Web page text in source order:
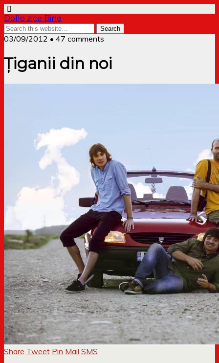
Dollo zice Bine
03/09/2012 • 47 comments
Țiganii din noi
Share Tweet Pin Mail SMS